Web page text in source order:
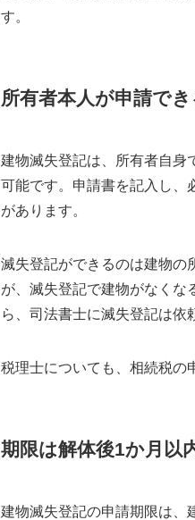
す。
所有者本人が申請でき
建物滅失登記は、所有者自身
可能です。申請書を記入し、
があります。
滅失登記ができるのは建物の
が、滅失登記で建物がなくな
ら、司法書士に滅失登記は依
税理士についても、相続税の
期限は解体後1か月以
建物滅失登記の申請期限は、